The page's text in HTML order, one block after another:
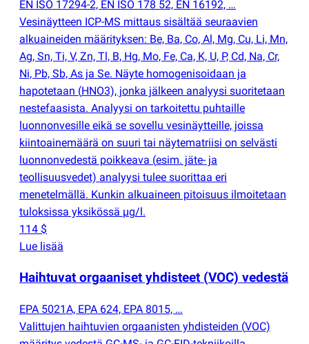
EN ISO 17294-2, EN ISO 178 52, EN 16192, …
Vesinäytteen ICP-MS mittaus sisältää seuraavien
alkuaineiden määrityksen: Be, Ba, Co, Al, Mg, Cu, Li, Mn,
Ag, Sn, Ti, V, Zn, Tl, B, Hg, Mo, Fe, Ca, K, U, P, Cd, Na, Cr,
Ni, Pb, Sb, As ja Se. Näyte homogenisoidaan ja
hapotetaan (HNO3), jonka jälkeen analyysi suoritetaan
nestefaasista. Analyysi on tarkoitettu puhtaille
luonnonvesille eikä se sovellu vesinäytteille, joissa
kiintoainemäärä on suuri tai näytematriisi on selvästi
luonnonvedestä poikkeava (esim. jäte- ja
teollisuusvedet) analyysi tulee suorittaa eri
menetelmällä. Kunkin alkuaineen pitoisuus ilmoitetaan
tuloksissa yksikössä µg/l.
114 $
Lue lisää
Haihtuvat orgaaniset yhdisteet (VOC) vedestä
EPA 5021A, EPA 624, EPA 8015, …
Valittujen haihtuvien orgaanisten yhdisteiden (VOC)